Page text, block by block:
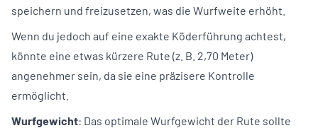
speichern und freizusetzen, was die Wurfweite erhöht.
Wenn du jedoch auf eine exakte Köderführung achtest,
könnte eine etwas kürzere Rute (z. B. 2,70 Meter)
angenehmer sein, da sie eine präzisere Kontrolle
ermöglicht.
Wurfgewicht: Das optimale Wurfgewicht der Rute sollte